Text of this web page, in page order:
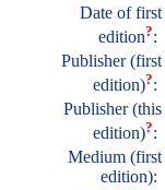
Date of first
edition?:
Publisher (first
edition)?:
Publisher (this
edition)?:
Medium (first
edition):